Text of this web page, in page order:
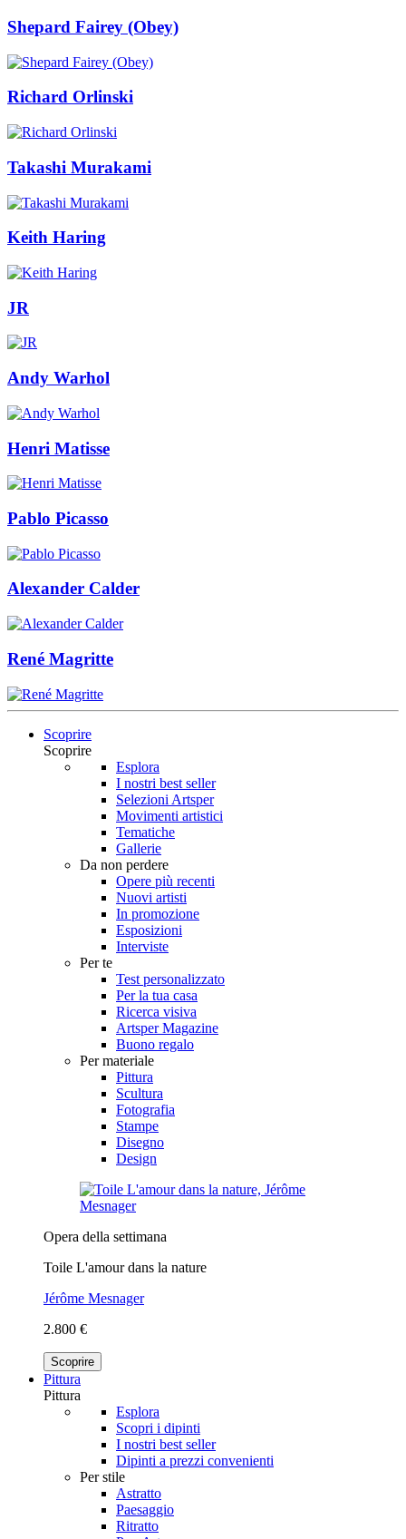
Shepard Fairey (Obey)
Richard Orlinski
Takashi Murakami
Keith Haring
JR
Andy Warhol
Henri Matisse
Pablo Picasso
Alexander Calder
René Magritte
Scoprire
Scoprire
Esplora
I nostri best seller
Selezioni Artsper
Movimenti artistici
Tematiche
Gallerie
Da non perdere
Opere più recenti
Nuovi artisti
In promozione
Esposizioni
Interviste
Per te
Test personalizzato
Per la tua casa
Ricerca visiva
Artsper Magazine
Buono regalo
Per materiale
Pittura
Scultura
Fotografia
Stampe
Disegno
Design
Opera della settimana
Toile L'amour dans la nature
Jérôme Mesnager
2.800 €
Scoprire
Pittura
Pittura
Esplora
Scopri i dipinti
I nostri best seller
Dipinti a prezzi convenienti
Per stile
Astratto
Paesaggio
Ritratto